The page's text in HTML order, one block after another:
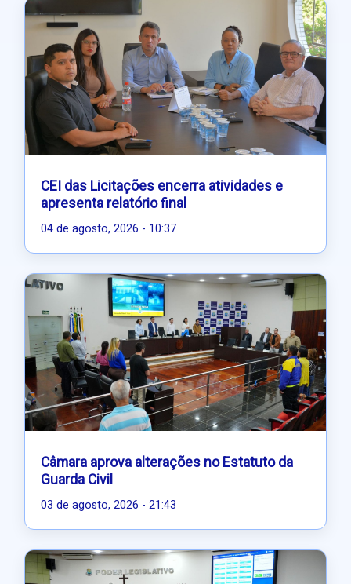
CEI das Licitações encerra atividades e
apresenta relatório final
04 de agosto, 2026 - 10:37
Câmara aprova alterações no Estatuto da
Guarda Civil
03 de agosto, 2026 - 21:43